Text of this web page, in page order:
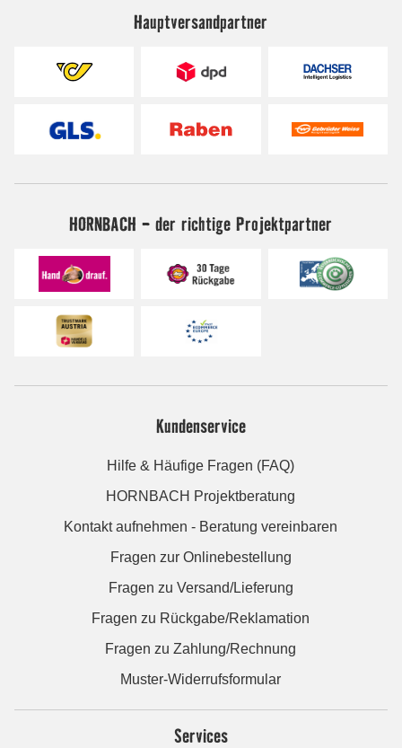
Hauptversandpartner
HORNBACH - der richtige Projektpartner
Kundenservice
Hilfe & Häufige Fragen (FAQ)
HORNBACH Projektberatung
Kontakt aufnehmen - Beratung vereinbaren
Fragen zur Onlinebestellung
Fragen zu Versand/Lieferung
Fragen zu Rückgabe/Reklamation
Fragen zu Zahlung/Rechnung
Muster-Widerrufsformular
Services